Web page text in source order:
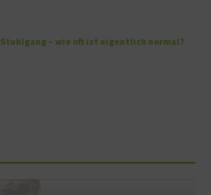
Stuhlgang – wie oft ist eigentlich normal?